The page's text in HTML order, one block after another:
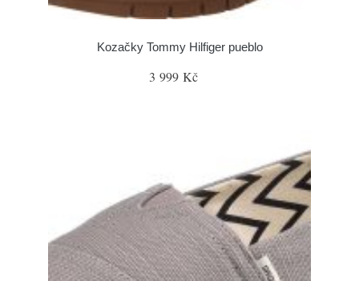
Kozačky Tommy Hilfiger pueblo
3 999 Kč